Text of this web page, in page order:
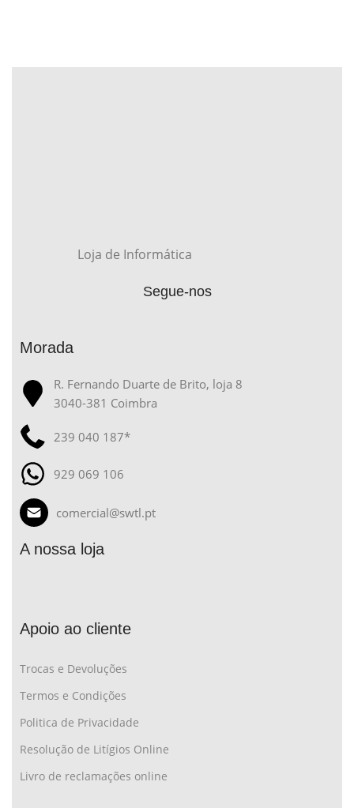
Loja de Informática
Segue-nos
Morada
R. Fernando Duarte de Brito, loja 8
3040-381 Coimbra
239 040 187*
929 069 106
comercial@swtl.pt
A nossa loja
Apoio ao cliente
Trocas e Devoluções
Termos e Condições
Politica de Privacidade
Resolução de Litígios Online
Livro de reclamações online